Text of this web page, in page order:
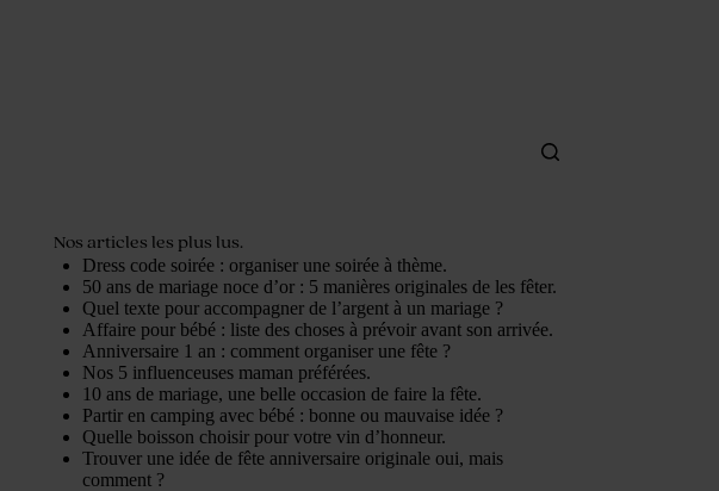
Nos articles les plus lus.
Dress code soirée : organiser une soirée à thème.
50 ans de mariage noce d’or : 5 manières originales de les fêter.
Quel texte pour accompagner de l’argent à un mariage ?
Affaire pour bébé : liste des choses à prévoir avant son arrivée.
Anniversaire 1 an : comment organiser une fête ?
Nos 5 influenceuses maman préférées.
10 ans de mariage, une belle occasion de faire la fête.
Partir en camping avec bébé : bonne ou mauvaise idée ?
Quelle boisson choisir pour votre vin d’honneur.
Trouver une idée de fête anniversaire originale oui, mais
comment ?